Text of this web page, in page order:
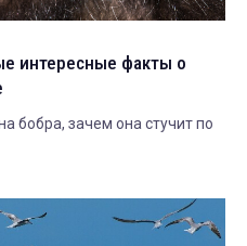
интересные факты о
бобра, зачем она стучит по